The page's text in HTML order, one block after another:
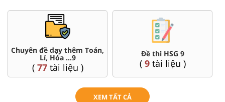
Chuyên đề dạy thêm Toán,
Lí, Hóa ...9
( 77tài liệu )
Đề thi HSG 9
( 9tài liệu )
XEM TẤT CẢ